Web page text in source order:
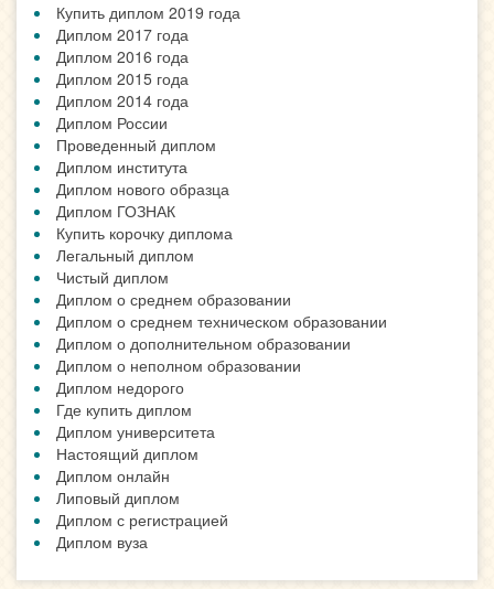
Купить диплом 2019 года
Диплом 2017 года
Диплом 2016 года
Диплом 2015 года
Диплом 2014 года
Диплом России
Проведенный диплом
Диплом института
Диплом нового образца
Диплом ГОЗНАК
Купить корочку диплома
Легальный диплом
Чистый диплом
Диплом о среднем образовании
Диплом о среднем техническом образовании
Диплом о дополнительном образовании
Диплом о неполном образовании
Диплом недорого
Где купить диплом
Диплом университета
Настоящий диплом
Диплом онлайн
Липовый диплом
Диплом с регистрацией
Диплом вуза